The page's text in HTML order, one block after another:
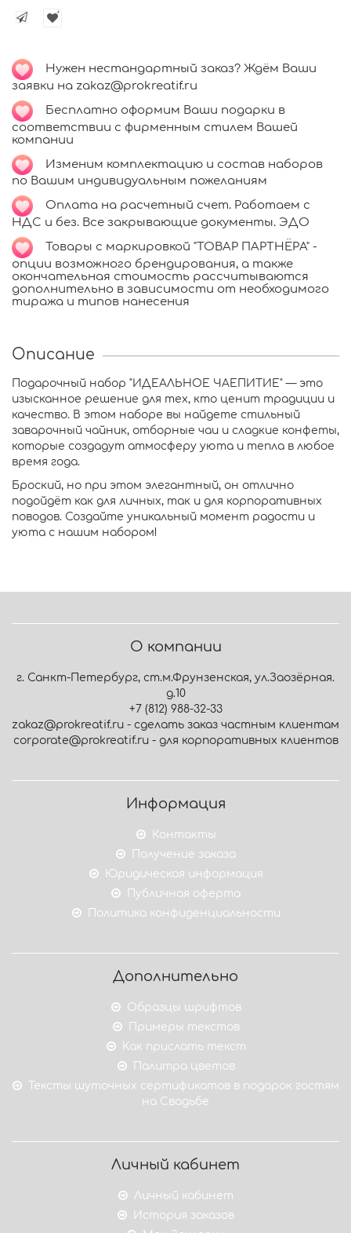
Нужен нестандартный заказ? Ждём Ваши
заявки на zakaz@prokreatif.ru
Бесплатно оформим Ваши подарки в
соответствии с фирменным стилем Вашей
компании
Изменим комплектацию и состав наборов
по Вашим индивидуальным пожеланиям
Оплата на расчетный счет. Работаем с
НДС и без. Все закрывающие документы. ЭДО
Товары с маркировкой "ТОВАР ПАРТНЁРА" -
опции возможного брендирования, а также
окончательная стоимость рассчитываются
дополнительно в зависимости от необходимого
тиража и типов нанесения
Описание
Подарочный набор "ИДЕАЛЬНОЕ ЧАЕПИТИЕ" — это
изысканное решение для тех, кто ценит традиции и
качество. В этом наборе вы найдете стильный
заварочный чайник, отборные чаи и сладкие конфеты,
которые создадут атмосферу уюта и тепла в любое
время года.
Броский, но при этом элегантный, он отлично
подойдёт как для личных, так и для корпоративных
поводов. Создайте уникальный момент радости и
уюта с нашим набором!
О компании
г. Санкт-Петербург, ст.м.Фрунзенская, ул.Заозёрная.
д.10
+7 (812) 988-32-33
zakaz@prokreatif.ru - сделать заказ частным клиентам
corporate@prokreatif.ru - для корпоративных клиентов
Информация
Контакты
Получение заказа
Юридическая информация
Публичная оферта
Политика конфиденциальности
Дополнительно
Образцы шрифтов
Примеры текстов
Как прислать текст
Палитра цветов
Тексты шуточных сертификатов в подарок гостям
на Свадьбе
Личный кабинет
Личный кабинет
История заказов